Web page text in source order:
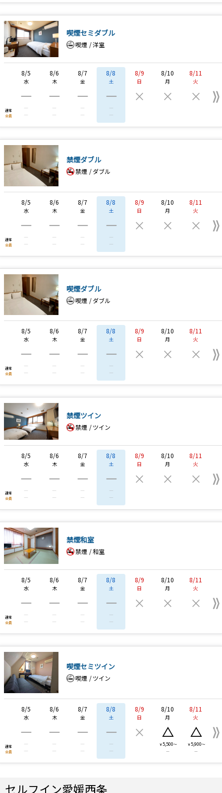
喫煙セミダブル
喫煙 洋室
8/5
水
8/6
木
8/7
金
8/8
土
8/9
日
8/10
月
8/11
火
通常
会員
―
―
―
―
―
―
―
―
―
―
―
―
× × ×
禁煙ダブル
禁煙 ダブル
8/5
水
8/6
木
8/7
金
8/8
土
8/9
日
8/10
月
8/11
火
通常
会員
―
―
―
―
―
―
―
―
―
―
―
―
× × ×
喫煙ダブル
喫煙 ダブル
8/5
水
8/6
木
8/7
金
8/8
土
8/9
日
8/10
月
8/11
火
通常
会員
―
―
―
―
―
―
―
―
―
―
―
―
× × ×
禁煙ツイン
禁煙 ツイン
8/5
水
8/6
木
8/7
金
8/8
土
8/9
日
8/10
月
8/11
火
通常
会員
―
―
―
―
―
―
―
―
―
―
―
―
× × ×
禁煙和室
禁煙 和室
8/5
水
8/6
木
8/7
金
8/8
土
8/9
日
8/10
月
8/11
火
通常
会員
―
―
―
―
―
―
―
―
―
―
―
―
× × ×
喫煙セミツイン
喫煙 ツイン
8/5
水
8/6
木
8/7
金
8/8
土
8/9
日
8/10
月
8/11
火
通常
会員
―
―
―
―
―
―
―
―
―
―
―
―
× △
￥5,500～
―
△
￥5,900～
―
セルフイン愛媛西条